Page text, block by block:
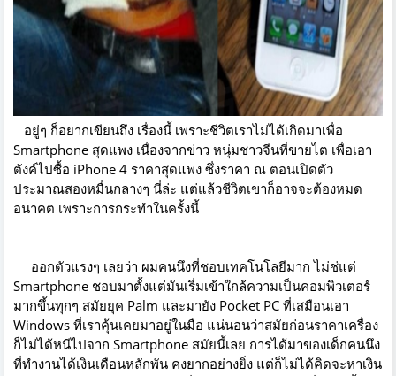
อยู่ๆ ก็อยากเขียนถึง เรื่องนี้ เพราะชีวิตเราไม่ได้เกิดมาเพื่อ
Smartphone สุดแพง เนื่องจากข่าว หนุ่มชาวจีนที่ขายไต เพื่อเอา
ตังค์ไปซื้อ iPhone 4 ราคาสุดแพง ซึ่งราคา ณ ตอนเปิดตัว
ประมาณสองหมื่นกลางๆ นี่ล่ะ แต่แล้วชีวิตเขาก็อาจจะต้องหมด
อนาคต เพราะการกระทำในครั้งนี้
ออกตัวแรงๆ เลยว่า ผมคนนึงที่ชอบเทคโนโลยีมาก ไม่ช่แต่
Smartphone ชอบมาตั้งแต่มันเริ่มเข้าใกล้ความเป็นคอมพิวเตอร์
มากขึ้นทุกๆ สมัยยุค Palm และมายัง Pocket PC ที่เสมือนเอา
Windows ที่เราคุ้นเคยมาอยู่ในมือ แน่นอนว่าสมัยก่อนราคาเครื่อง
ก็ไม่ได้หนีไปจาก Smartphone สมัยนี้เลย การได้มาของเด็กคนนึง
ที่ทำงานได้เงินเดือนหลักพัน คงยากอย่างยิ่ง แต่ก็ไม่ได้คิดจะหาเงิน